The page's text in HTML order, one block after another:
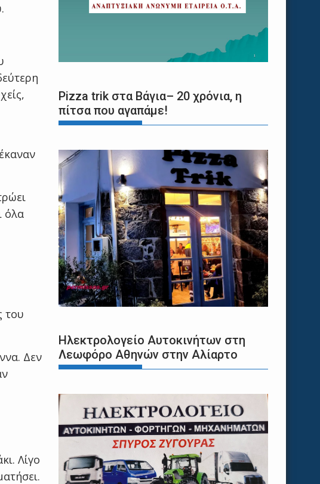
όλα
του
Δεν
Λίγο
Pizza trik στα Βάγια– 20 χρόνια, η
πίτσα που αγαπάμε!
Ηλεκτρολογείο Αυτοκινήτων στη
Λεωφόρο Αθηνών στην Αλίαρτο